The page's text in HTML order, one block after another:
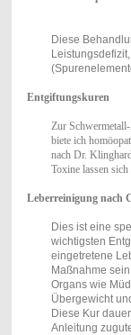
Diese
Entgiftungskuren
Zur Schwermetall
biete ich
nach Dr.
Toxine lassen sich
Leberreinigung nach
Dies ist eine
wichtigsten
eingetretene
Maßnahme
Organs wie
Übergewicht
Diese Kur
Anleitung